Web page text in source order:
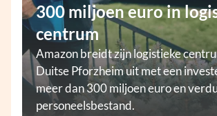
300 miljoen euro in
centrum
Amazon breidt zijn logistieke
Duitse Pforzheim uit met een
meer dan 300 miljoen euro en
personeelsbestand.